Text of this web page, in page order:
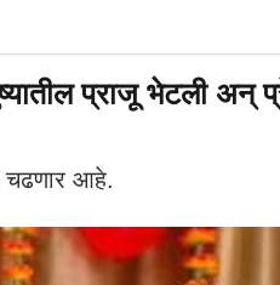
प्राजू भेटली अन्
चढणार आहे.